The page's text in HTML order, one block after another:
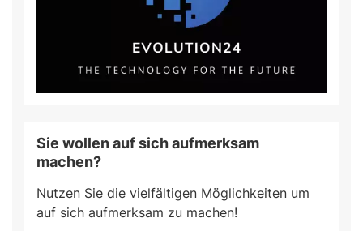
Sie wollen auf sich aufmerksam
machen?
Nutzen Sie die vielfältigen Möglichkeiten um
auf sich aufmerksam zu machen!